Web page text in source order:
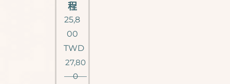
程
25,8
00
TWD
27,80
0